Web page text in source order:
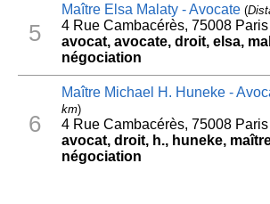
5
Maître Elsa Malaty - Avocate(
4 Rue Cambacérès, 75008 Paris
avocat, avocate, droit, elsa,
négociation
6
Maître Michael H. Huneke -
km)
4 Rue Cambacérès, 75008 Paris
avocat, droit, h., huneke,
négociation